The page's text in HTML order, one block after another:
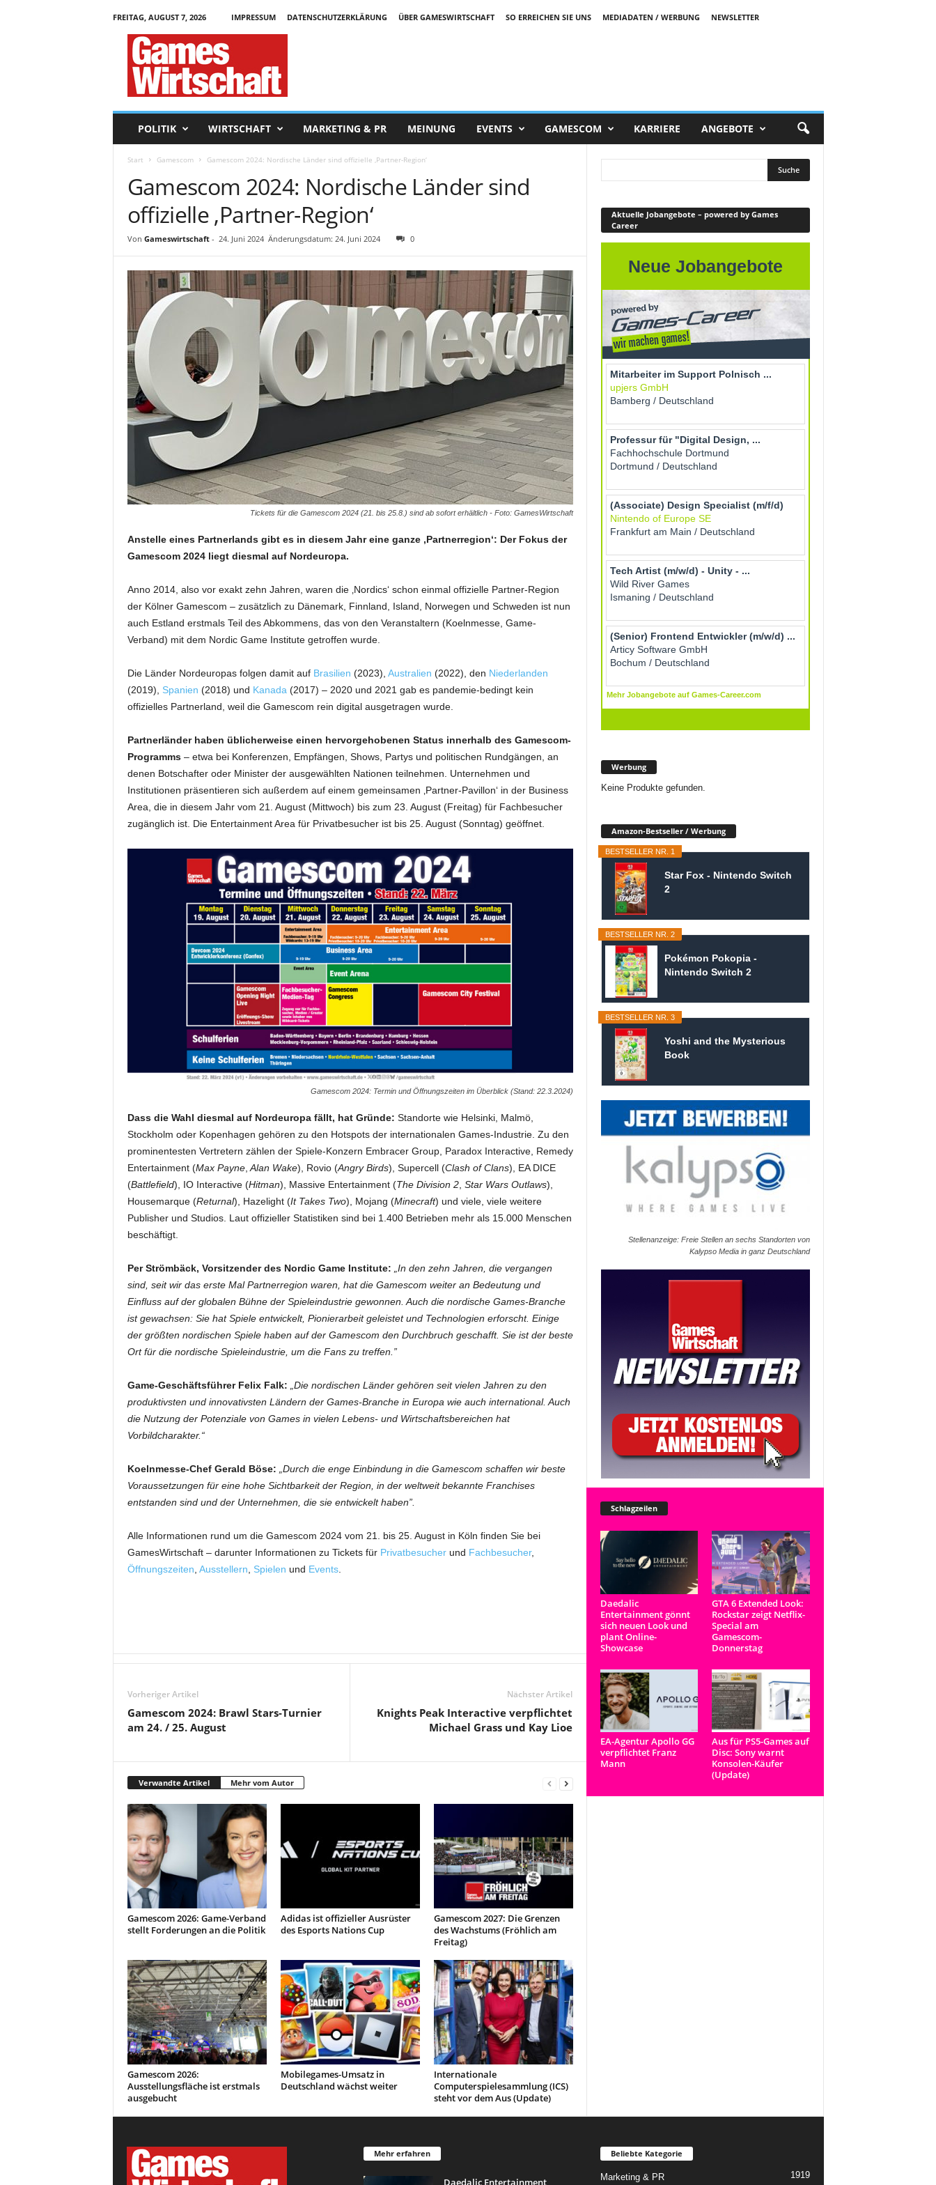
FREITAG, AUGUST 7, 2026 IMPRESSUM DATENSCHUTZERKLÄRUNG ÜBER GAMESWIRTSCHAFT SO ERREICHEN SIE UNS MEDIADATEN / WERBUNG
NEWSLETTER
POLITIK WIRTSCHAFT MARKETING & PR MEINUNG EVENTS GAMESCOM KARRIERE ANGEBOTE
Start Gamescom Gamescom 2024: Nordische Länder sind offizielle ‚Partner-Region‘
Gamescom 2024: Nordische Länder sind
offizielle ‚Partner-Region‘
Von Gameswirtschaft- 24. Juni 2024 Änderungsdatum: 24. Juni 2024 0
Tickets für die Gamescom 2024 (21. bis 25.8.) sind ab sofort erhältlich - Foto: GamesWirtschaft
Anstelle eines Partnerlands gibt es in diesem Jahr eine ganze ‚Partnerregion‘: Der Fokus der
Gamescom 2024 liegt diesmal auf Nordeuropa.
Anno 2014, also vor exakt zehn Jahren, waren die ‚Nordics‘ schon einmal offizielle Partner-Region
der Kölner Gamescom – zusätzlich zu Dänemark, Finnland, Island, Norwegen und Schweden ist nun
auch Estland erstmals Teil des Abkommens, das von den Veranstaltern (Koelnmesse, Game-
Verband) mit dem Nordic Game Institute getroffen wurde.
Die Länder Nordeuropas folgen damit auf Brasilien (2023), Australien (2022), den Niederlanden
(2019), Spanien (2018) und Kanada (2017) – 2020 und 2021 gab es pandemie-bedingt kein
offizielles Partnerland, weil die Gamescom rein digital ausgetragen wurde.
Partnerländer haben üblicherweise einen hervorgehobenen Status innerhalb des Gamescom-
Programms– etwa bei Konferenzen, Empfängen, Shows, Partys und politischen Rundgängen, an
denen Botschafter oder Minister der ausgewählten Nationen teilnehmen. Unternehmen und
Institutionen präsentieren sich außerdem auf einem gemeinsamen ‚Partner-Pavillon‘ in der Business
Area, die in diesem Jahr vom 21. August (Mittwoch) bis zum 23. August (Freitag) für Fachbesucher
zugänglich ist. Die Entertainment Area für Privatbesucher ist bis 25. August (Sonntag) geöffnet.
Gamescom 2024: Termin und Öffnungszeiten im Überblick (Stand: 22.3.2024)
Dass die Wahl diesmal auf Nordeuropa fällt, hat Gründe: Standorte wie Helsinki, Malmö,
Stockholm oder Kopenhagen gehören zu den Hotspots der internationalen Games-Industrie. Zu den
prominentesten Vertretern zählen der Spiele-Konzern Embracer Group, Paradox Interactive, Remedy
Entertainment (Max Payne, Alan Wake), Rovio (Angry Birds), Supercell (Clash of Clans), EA DICE
(Battlefield), IO Interactive (Hitman), Massive Entertainment (The Division 2, Star Wars Outlaws),
Housemarque (Returnal), Hazelight (It Takes Two), Mojang (Minecraft) und viele, viele weitere
Publisher und Studios. Laut offizieller Statistiken sind bei 1.400 Betrieben mehr als 15.000 Menschen
beschäftigt.
Per Strömbäck, Vorsitzender des Nordic Game Institute:
„In den zehn Jahren, die vergangen
sind, seit wir das erste Mal Partnerregion waren, hat die Gamescom weiter an Bedeutung und
Einfluss auf der globalen Bühne der Spieleindustrie gewonnen. Auch die nordische Games-Branche
ist gewachsen: Sie hat Spiele entwickelt, Pionierarbeit geleistet und Technologien erforscht. Einige
der größten nordischen Spiele haben auf der Gamescom den Durchbruch geschafft. Sie ist der beste
Ort für die nordische Spieleindustrie, um die Fans zu treffen.”
Game-Geschäftsführer Felix Falk:
„Die nordischen Länder gehören seit vielen Jahren zu den
produktivsten und innovativsten Ländern der Games-Branche in Europa wie auch international. Auch
die Nutzung der Potenziale von Games in vielen Lebens- und Wirtschaftsbereichen hat
Vorbildcharakter.“
Koelnmesse-Chef Gerald Böse:
„Durch die enge Einbindung in die Gamescom schaffen wir beste
Voraussetzungen für eine hohe Sichtbarkeit der Region, in der weltweit bekannte Franchises
entstanden sind und der Unternehmen, die sie entwickelt haben”.
Alle Informationen rund um die Gamescom 2024 vom 21. bis 25. August in Köln finden Sie bei
GamesWirtschaft – darunter Informationen zu Tickets für Privatbesucherund Fachbesucher,
Öffnungszeiten Ausstellern Spielen und Events.
Vorheriger Artikel
Gamescom 2024: Brawl Stars-Turnier
am 24. / 25. August
Nächster Artikel
Knights Peak Interactive verpflichtet
Michael Grass und Kay Lioe
Verwandte Artikel Mehr vom Autor
Gamescom 2026: Game-Verband
stellt Forderungen an die Politik
Adidas ist offizieller Ausrüster
des Esports Nations Cup
Gamescom 2027: Die Grenzen
des Wachstums (Fröhlich am
Freitag)
Gamescom 2026:
Ausstellungsfläche ist erstmals
ausgebucht
Mobilegames-Umsatz in
Deutschland wächst weiter
Internationale
Computerspielesammlung (ICS)
steht vor dem Aus (Update)
Aktuelle Jobangebote – powered by Games
Career
Werbung
Keine Produkte gefunden.
Amazon-Bestseller / Werbung
BESTSELLER NR. 1
Star Fox - Nintendo Switch
2
BESTSELLER NR. 2
Pokémon Pokopia -
Nintendo Switch 2
BESTSELLER NR. 3
Yoshi and the Mysterious
Book
Stellenanzeige: Freie Stellen an sechs Standorten von
Kalypso Media in ganz Deutschland
Schlagzeilen
Daedalic
Entertainment gönnt
sich neuen Look und
plant Online-
Showcase
GTA 6 Extended Look:
Rockstar zeigt Netflix-
Special am
Gamescom-
Donnerstag
EA-Agentur Apollo GG
verpflichtet Franz
Mann
Aus für PS5-Games auf
Disc: Sony warnt
Konsolen-Käufer
(Update)
Mehr erfahren
Daedalic Entertainment
Beliebte Kategorie
Marketing & PR 1919